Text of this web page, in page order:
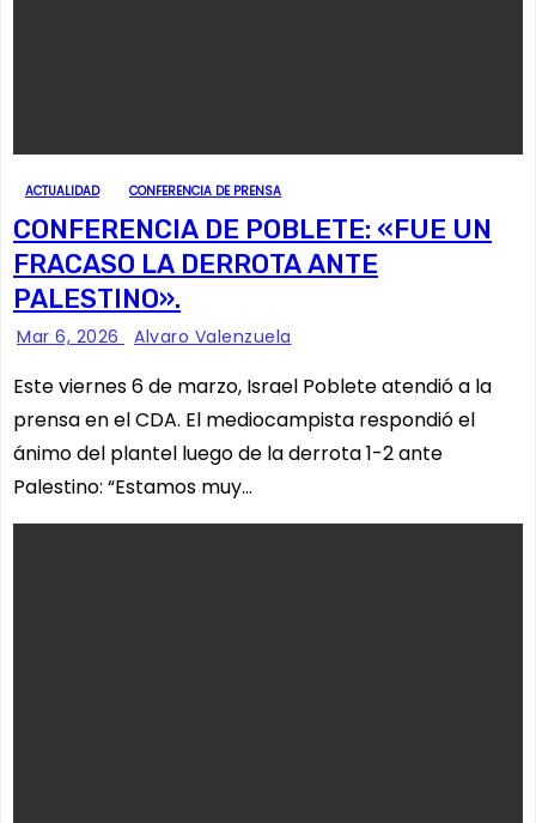
ACTUALIDAD CONFERENCIA DE PRENSA
CONFERENCIA DE POBLETE: «FUE UN
FRACASO LA DERROTA ANTE
PALESTINO».
Mar 6, 2026 Alvaro Valenzuela
Este viernes 6 de marzo, Israel Poblete atendió a la
prensa en el CDA. El mediocampista respondió el
ánimo del plantel luego de la derrota 1-2 ante
Palestino: “Estamos muy…